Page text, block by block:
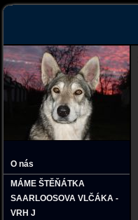
O nás
MÁME ŠTĚŇÁTKA
SAARLOOSOVA VLČÁKA -
VRH J